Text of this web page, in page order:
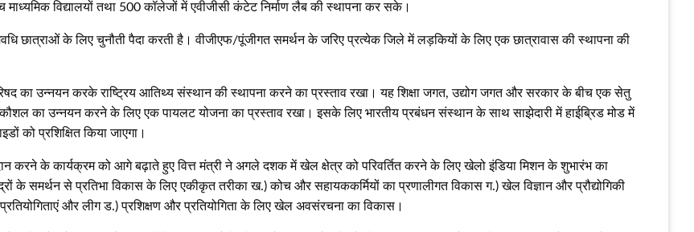
विद्यालयों तथा 500 कॉलेजों में एवीजीसी कंटेट निर्माण लैब की स्थापना कर सके।
छात्राओं के लिए चुनौती पैदा करती है। वीजीएफ/पूंजीगत समर्थन के जरिए प्रत्येक जिले में लड़कियों के लिए एक छात्रावास की स्थापना की
परिषद का उन्नयन करके राष्ट्रिय आतिथ्य संस्थान की स्थापना करने का प्रस्ताव रखा। यह शिक्षा जगत, उद्योग जगत और सरकार के बीच एक सेतु
का उन्नयन करने के लिए एक पायलट योजना का प्रस्ताव रखा। इसके लिए भारतीय प्रबंधन संस्थान के साथ साझेदारी में हाईब्रिड मोड में
को प्रशिक्षित किया जाएगा।
करने के कार्यक्रम को आगे बढ़ाते हुए वित्त मंत्री ने अगले दशक में खेल क्षेत्र को परिवर्तित करने के लिए खेलो इंडिया मिशन के शुभारंभ का
के समर्थन से प्रतिभा विकास के लिए एकीकृत तरीका ख.) कोच और सहायककर्मियों का प्रणालीगत विकास ग.) खेल विज्ञान और प्रौद्योगिकी
और लीग ड.) प्रशिक्षण और प्रतियोगिता के लिए खेल अवसंरचना का विकास।